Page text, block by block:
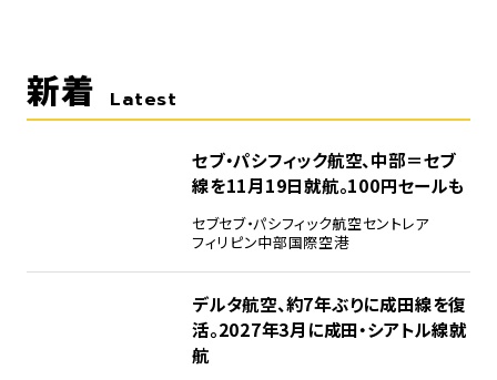
新着 Latest
セブ・パシフィック航空、中部＝セブ
線を11月19日就航。100円セールも
セブセブ・パシフィック航空セントレア
フィリピン中部国際空港
デルタ航空、約7年ぶりに成田線を復
活。2027年3月に成田・シアトル線就
航